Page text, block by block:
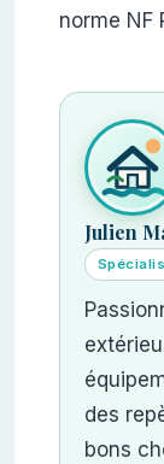
norme NF
Julien
des
bons